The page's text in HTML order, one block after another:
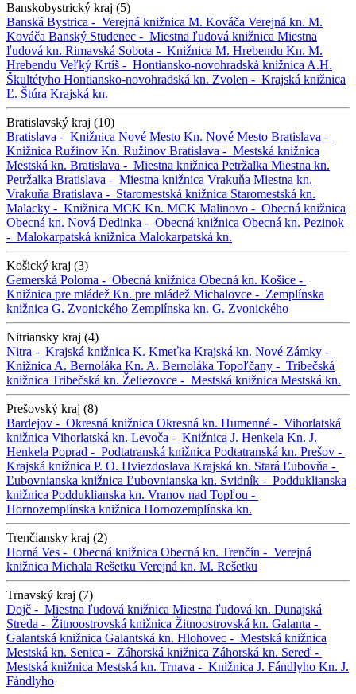
Banskobystrický kraj (5)
Banská Bystrica - Verejná knižnica M. Kováča Verejná kn. M.
Kováča Banský Studenec - Miestna ľudová knižnica Miestna
ľudová kn. Rimavská Sobota - Knižnica M. Hrebendu Kn. M.
Hrebendu Veľký Krtíš - Hontiansko-novohradská knižnica A.H.
Škultétyho Hontiansko-novohradská kn. Zvolen - Krajská knižnica
Ľ. Štúra Krajská kn.
Bratislavský kraj (10)
Bratislava - Knižnica Nové Mesto Kn. Nové Mesto Bratislava -
Knižnica Ružinov Kn. Ružinov Bratislava - Mestská knižnica
Mestská kn. Bratislava - Miestna knižnica Petržalka Miestna kn.
Petržalka Bratislava - Miestna knižnica Vrakuňa Miestna kn.
Vrakuňa Bratislava - Staromestská knižnica Staromestská kn.
Malacky - Knižnica MCK Kn. MCK Malinovo - Obecná knižnica
Obecná kn. Nová Dedinka - Obecná knižnica Obecná kn. Pezinok
- Malokarpatská knižnica Malokarpatská kn.
Košický kraj (3)
Gemerská Poloma - Obecná knižnica Obecná kn. Košice -
Knižnica pre mládež Kn. pre mládež Michalovce - Zemplínska
knižnica G. Zvonického Zemplínska kn. G. Zvonického
Nitriansky kraj (4)
Nitra - Krajská knižnica K. Kmeťka Krajská kn. Nové Zámky -
Knižnica A. Bernoláka Kn. A. Bernoláka Topoľčany - Tribečská
knižnica Tribečská kn. Želiezovce - Mestská knižnica Mestská kn.
Prešovský kraj (8)
Bardejov - Okresná knižnica Okresná kn. Humenné - Vihorlatská
knižnica Vihorlatská kn. Levoča - Knižnica J. Henkela Kn. J.
Henkela Poprad - Podtatranská knižnica Podtatranská kn. Prešov -
Krajská knižnica P. O. Hviezdoslava Krajská kn. Stará Ľubovňa -
Ľubovnianska knižnica Ľubovnianska kn. Svidník - Podduklianska
knižnica Podduklianska kn. Vranov nad Topľou -
Hornozemplínska knižnica Hornozemplínska kn.
Trenčiansky kraj (2)
Horná Ves - Obecná knižnica Obecná kn. Trenčín - Verejná
knižnica Michala Rešetku Verejná kn. M. Rešetku
Trnavský kraj (7)
Dojč - Miestna ľudová knižnica Miestna ľudová kn. Dunajská
Streda - Žitnoostrovská knižnica Žitnoostrovská kn. Galanta -
Galantská knižnica Galantská kn. Hlohovec - Mestská knižnica
Mestská kn. Senica - Záhorská knižnica Záhorská kn. Sereď -
Mestská knižnica Mestská kn. Trnava - Knižnica J. Fándlyho Kn. J.
Fándlyho